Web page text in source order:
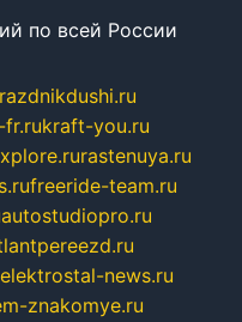
по всей России
kraft-you.ru
rastenuya.ru
freeride-team.ru
autostudiopro.ru
elektrostal-news.ru
znakomye.ru